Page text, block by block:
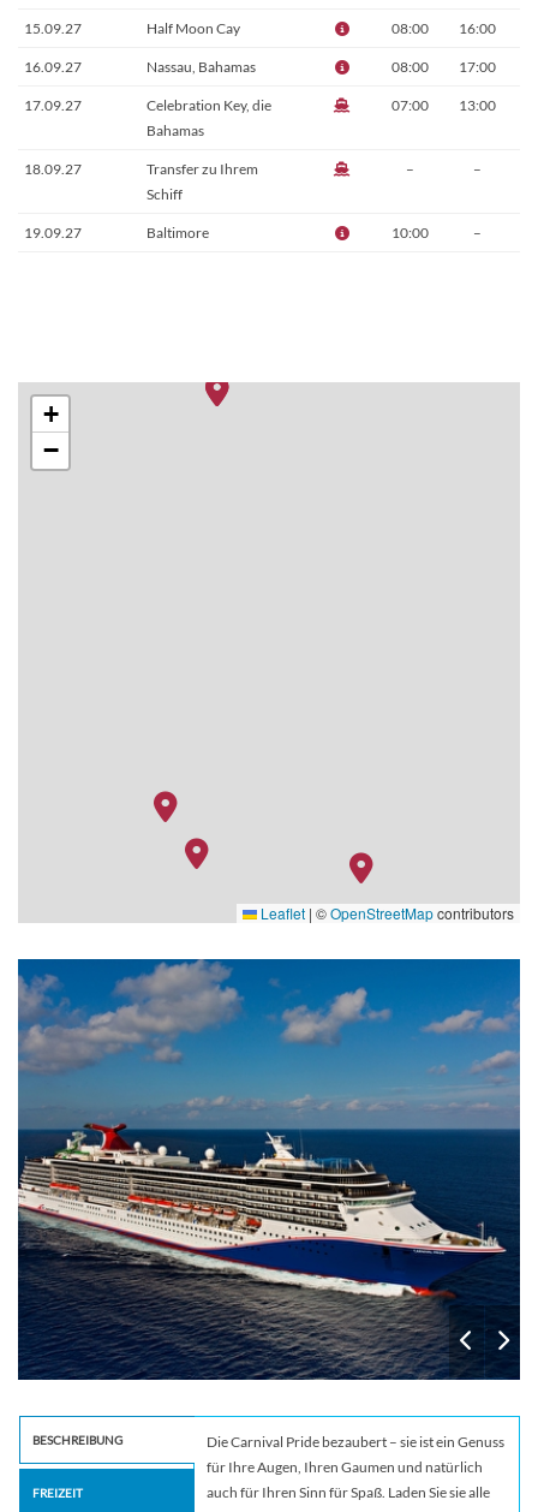
15.09.27 Half Moon Cay 08:00 16:00
16.09.27 Nassau, Bahamas 08:00 17:00
17.09.27
Celebration Key, die
Bahamas
07:00 13:00
18.09.27
Transfer zu Ihrem
Schiff
– –
19.09.27 Baltimore 10:00 –
+
−
Leaflet | ©OpenStreetMapcontributors
BESCHREIBUNG
FREIZEIT
Die Carnival Pride bezaubert – sie ist ein Genuss
für Ihre Augen, Ihren Gaumen und natürlich
auch für Ihren Sinn für Spaß. Laden Sie sie alle